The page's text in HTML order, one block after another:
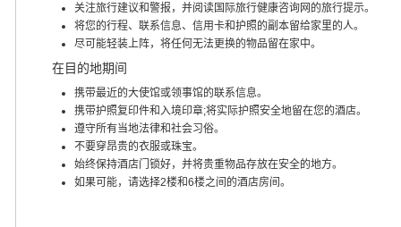
关注旅行建议和警报，并阅读国际旅行健康咨询网的旅行提示。
将您的行程、联系信息、信用卡和护照的副本留给家里的人。
尽可能轻装上阵，将任何无法更换的物品留在家中。
在目的地期间
携带最近的大使馆或领事馆的联系信息。
携带护照复印件和入境印章;将实际护照安全地留在您的酒店。
遵守所有当地法律和社会习俗。
不要穿昂贵的衣服或珠宝。
始终保持酒店门锁好，并将贵重物品存放在安全的地方。
如果可能，请选择2楼和6楼之间的酒店房间。